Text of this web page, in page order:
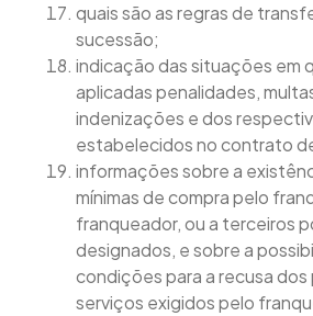
quais são as regras de
sucessão;
indicação das situações em
aplicadas penalidades,
indenizações e dos
estabelecidos no contrato
informações sobre a
mínimas de compra pelo
franqueador, ou a terceiros
designados, e sobre a
condições para a recusa
serviços exigidos pelo